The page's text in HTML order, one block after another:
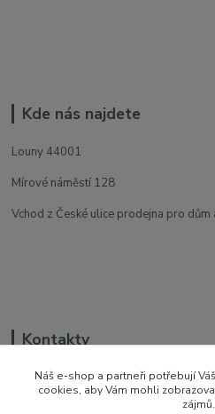
Kde nás najdete
Louny 44001
Mírové náměstí 128
Vchod z České ulice prodejna pro dům
Kontakty
Náš e-shop a partneři potřebují Váš
cookies, aby Vám mohli
zájmů.